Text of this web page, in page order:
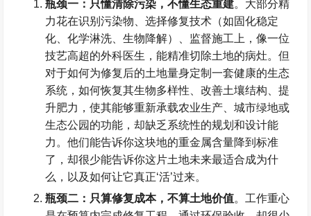
瓶颈一：只懂清除污染，不懂生态重建。大部分精
力花在识别污染物、选择修复技术（如固化稳定
化、化学淋洗、生物降解）、监督施工上，像一位
技艺高超的外科医生，能精准切除土地的病灶。但
对于如何为修复后的土地量身定制一套健康的生态
系统，如何恢复其生物多样性、改善土壤结构、提
升肥力，使其能够重新承载农业生产、城市绿地或
生态公园的功能，却缺乏系统性的规划和设计能
力。他们能告诉你这块地的重金属含量降到标准
了，却很少能告诉你这片土地未来最适合成为什
么，以及如何让它真正‘活’过来。
瓶颈二：只算修复成本，不算土地价值。工作重心